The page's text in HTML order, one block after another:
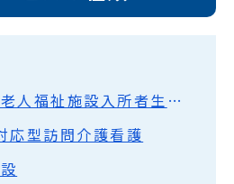
地域密着型介護老人福祉施設入所者生活介護
応型訪問介護看護